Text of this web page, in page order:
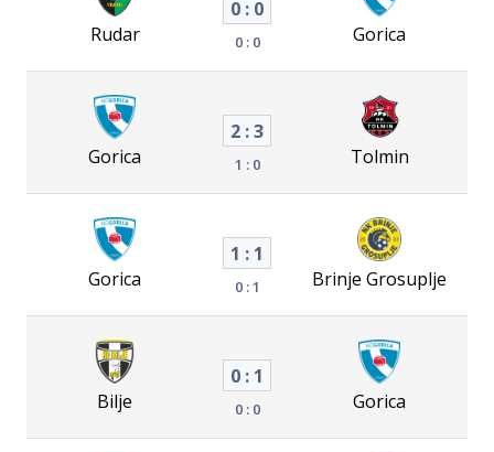
Rudar
0 : 0
0 : 0 Gorica
Gorica
2 : 3
1 : 0 Tolmin
Gorica
1 : 1
0 : 1 Brinje Grosuplje
Bilje
0 : 1
0 : 0 Gorica